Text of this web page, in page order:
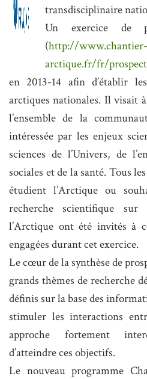
transdisciplinaire
Un exercice de
(http://www.chantier-
arctique.fr/fr/
en 2013-14 afin d’établir
arctiques nationales. Il visait
l’ensemble de la
intéressée par les enjeux
sciences de l’Univers, de
sociales et de la santé. Tous
étudient l’Arctique ou
recherche scientifique
l’Arctique ont été invités à
engagées durant cet exercice.
Le cœur de la synthèse de
grands thèmes de recherche
définis sur la base des
stimuler les interactions
approche fortement
d’atteindre ces objectifs.
Le nouveau programme